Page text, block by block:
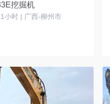
挖掘机
小时 | 广西-柳州市